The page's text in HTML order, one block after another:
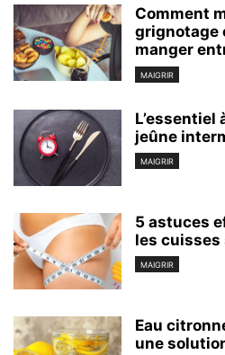
Comment
grignotage
manger
MAIGRIR
L’essentiel
jeûne
MAIGRIR
5 astuces
les cuisses
MAIGRIR
Eau
une